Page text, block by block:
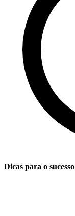
Dicas para o sucesso